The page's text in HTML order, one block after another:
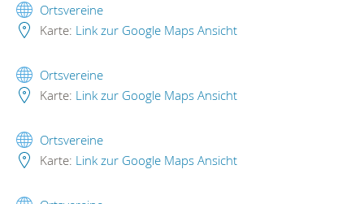
Ortsvereine
Karte: Link zur Google Maps Ansicht
Ortsvereine
Karte: Link zur Google Maps Ansicht
Ortsvereine
Karte: Link zur Google Maps Ansicht